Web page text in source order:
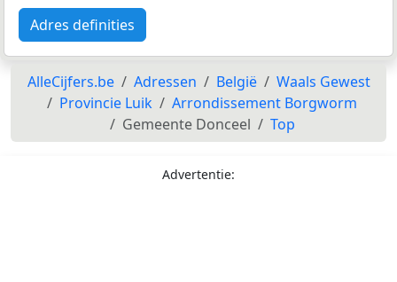
Adres definities
AlleCijfers.be Adressen België
Waals Gewest
Provincie Luik
Arrondissement Borgworm
Gemeente Donceel
Top
Advertentie: